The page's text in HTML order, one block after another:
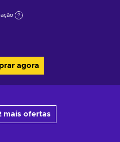
agora
mais ofertas